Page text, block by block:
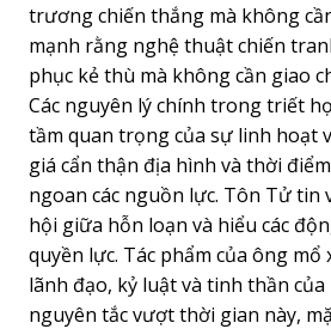
trương chiến thắng mà không
mạnh rằng nghệ thuật chiến
phục kẻ thù mà không cần giao
Các nguyên lý chính trong triết
tầm quan trọng của sự linh hoạt
giá cẩn thận địa hình và thời
ngoan các nguồn lực. Tôn Tử tin
hội giữa hỗn loạn và hiểu các
quyền lực. Tác phẩm của ông mổ
lãnh đạo, kỷ luật và tinh thần
nguyên tắc vượt thời gian này,